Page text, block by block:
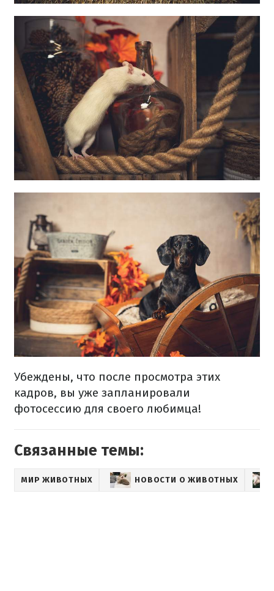
Убеждены, что после просмотра этих
кадров, вы уже запланировали
фотосессию для своего любимца!
Связанные темы:
МИР ЖИВОТНЫХ НОВОСТИ О ЖИВОТНЫХ